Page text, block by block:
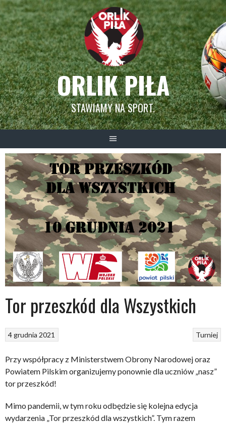
Skip
to
content
ORLIK PIŁA
STAWIAMY NA SPORT.
Tor przeszkód dla Wszystkich
Turniej
4 grudnia 2021
Przy współpracy z Ministerstwem Obrony Narodowej oraz
Powiatem Pilskim organizujemy ponownie dla uczniów „nasz”
tor przeszkód!
Mimo pandemii, w tym roku odbędzie się kolejna edycja
wydarzenia „Tor przeszkód dla wszystkich”. Tym razem